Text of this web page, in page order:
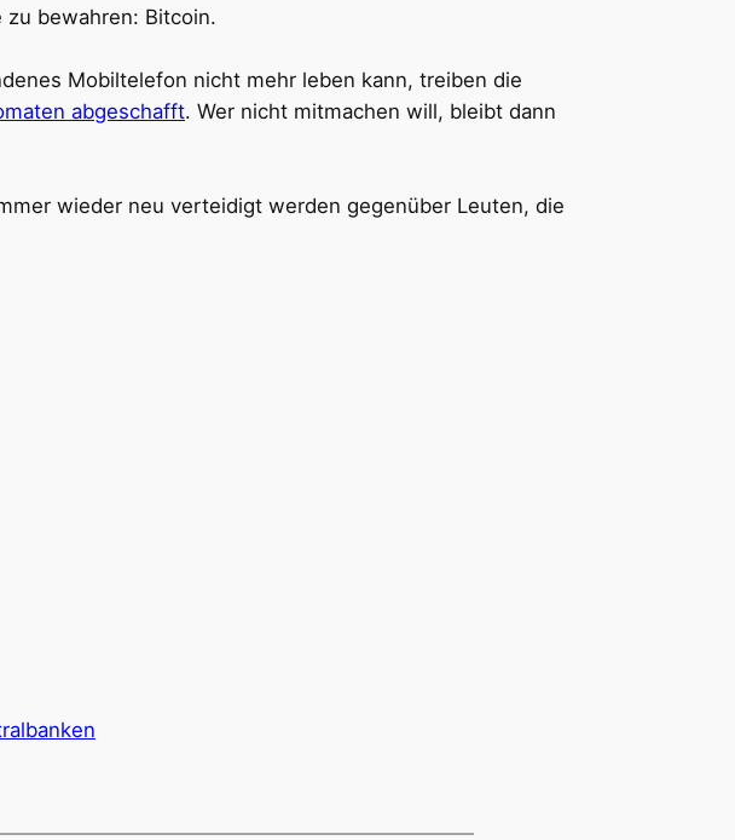
bewahren: Bitcoin.
Mobiltelefon nicht mehr leben kann, treiben die
abgeschafft. Wer nicht mitmachen will, bleibt dann
wieder neu verteidigt werden gegenüber Leuten, die